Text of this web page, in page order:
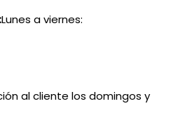
Lunes a viernes:
al cliente los domingos y